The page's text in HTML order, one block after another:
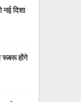
दिशा
होंगे